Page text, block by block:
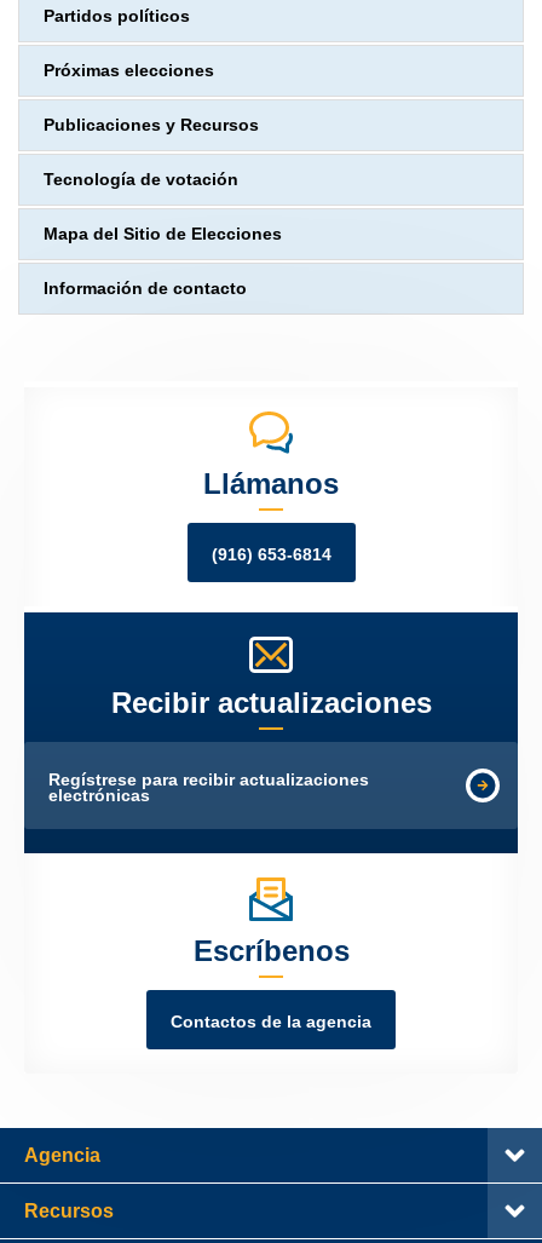
Partidos políticos
Próximas elecciones
Publicaciones y Recursos
Tecnología de votación
Mapa del Sitio de Elecciones
Información de contacto
Llámanos
(916) 653-6814
Recibir actualizaciones
Regístrese para recibir actualizaciones
electrónicas
Escríbenos
Contactos de la agencia
Agencia
Recursos